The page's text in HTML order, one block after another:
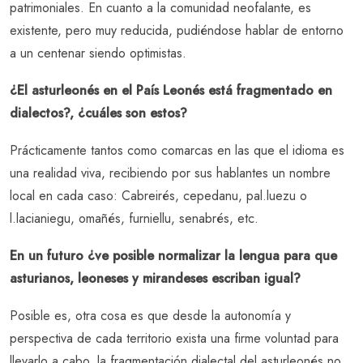
patrimoniales. En cuanto a la comunidad neofalante, es
existente, pero muy reducida, pudiéndose hablar de entorno
a un centenar siendo optimistas.
¿El asturleonés en el País Leonés está fragmentado en
dialectos?, ¿cuáles son estos?
Prácticamente tantos como comarcas en las que el idioma es
una realidad viva, recibiendo por sus hablantes un nombre
local en cada caso: Cabreirés, cepedanu, pal.luezu o
l.lacianiegu, omañés, furniellu, senabrés, etc.
En un futuro ¿ve posible normalizar la lengua para que
asturianos, leoneses y mirandeses escriban igual?
Posible es, otra cosa es que desde la autonomía y
perspectiva de cada territorio exista una firme voluntad para